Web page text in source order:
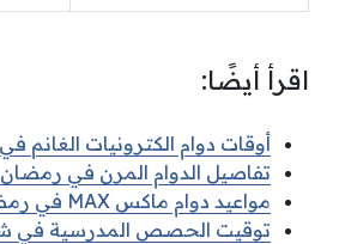
اقرأ أيضًا:
أوقات دوام الكترونيات الغانم في
تفاصيل الدوام المرن في رمضان
مواعيد دوام ماكس MAX في رمضان 2026